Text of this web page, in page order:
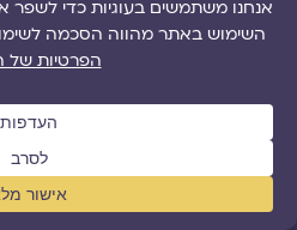
האתר מוקדש
דבורה (וייץ)